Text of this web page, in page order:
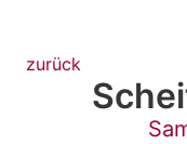
zurück